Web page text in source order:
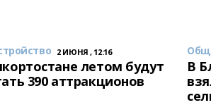
2 ИЮНЯ , 12:16
летом будут
390 аттракционов
В